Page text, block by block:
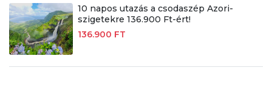
10 napos utazás a csodaszép Azori-
szigetekre 136.900 Ft-ért!
136.900 FT